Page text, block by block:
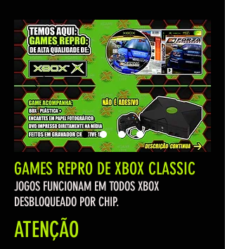
GAMES REPRO DE XBOX CLASSIC
JOGOS FUNCIONAM EM TODOS XBOX
DESBLOQUEADO POR CHIP.
ATENÇÃO